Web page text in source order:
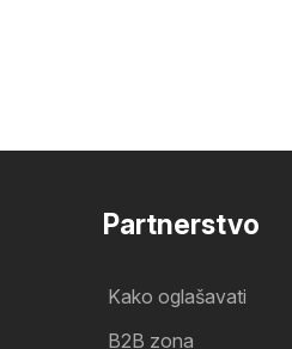
Partnerstvo
Kako oglašavati
B2B zona